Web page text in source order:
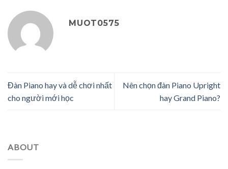
MUOT0575
Đàn Piano hay và dễ chơi nhất
cho người mới học
Nên chọn đàn Piano Upright
hay Grand Piano?
ABOUT